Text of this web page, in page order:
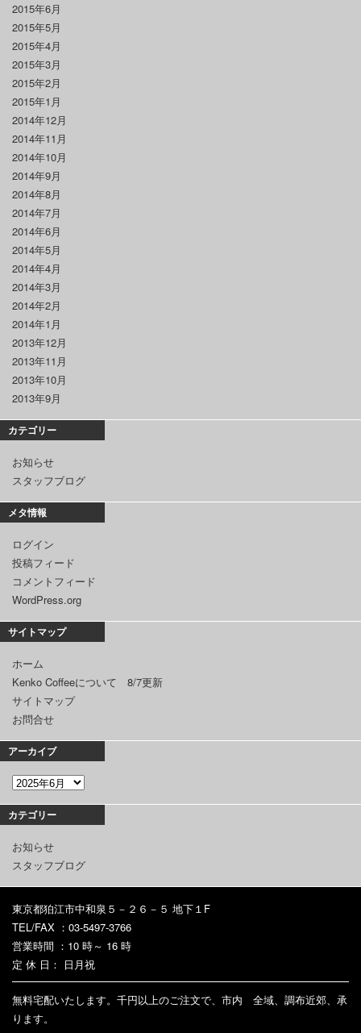
2015年6月
2015年5月
2015年4月
2015年3月
2015年2月
2015年1月
2014年12月
2014年11月
2014年10月
2014年9月
2014年8月
2014年7月
2014年6月
2014年5月
2014年4月
2014年3月
2014年2月
2014年1月
2013年12月
2013年11月
2013年10月
2013年9月
カテゴリー
お知らせ
スタッフブログ
メタ情報
ログイン
投稿フィード
コメントフィード
WordPress.org
サイトマップ
ホーム
Kenko Coffeeについて 8/7更新
サイトマップ
お問合せ
アーカイブ
カテゴリー
お知らせ
スタッフブログ
東京都狛江市中和泉５－２６－５ 地下１F
TEL/FAX ：03-5497-3766
営業時間 ：10 時～ 16 時
定 休 日： 日月祝
無料宅配いたします。千円以上のご注文で、市内 全域、調布近郊、承
ります。